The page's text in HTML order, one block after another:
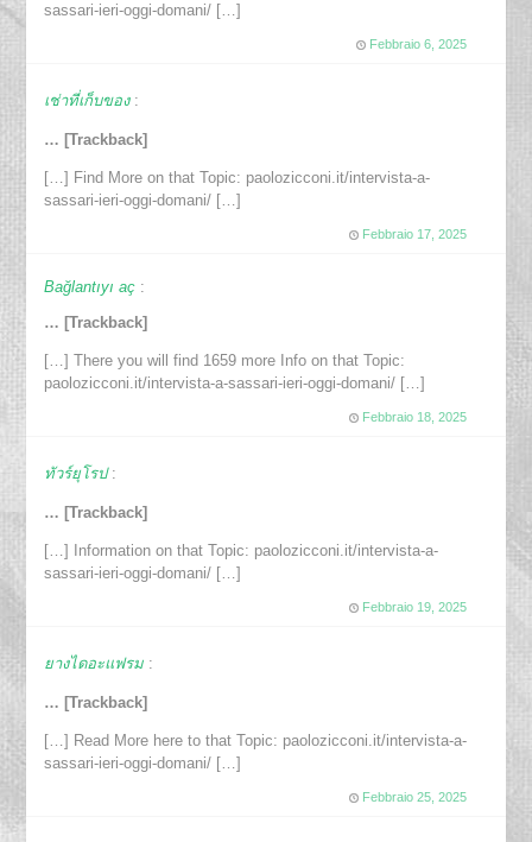
sassari-ieri-oggi-domani/ […]
Febbraio 6, 2025
เช่าที่เก็บของ :
… [Trackback]
[…] Find More on that Topic: paolozicconi.it/intervista-a-
sassari-ieri-oggi-domani/ […]
Febbraio 17, 2025
Bağlantıyı aç :
… [Trackback]
[…] There you will find 1659 more Info on that Topic:
paolozicconi.it/intervista-a-sassari-ieri-oggi-domani/ […]
Febbraio 18, 2025
ทัวร์ยุโรป :
… [Trackback]
[…] Information on that Topic: paolozicconi.it/intervista-a-
sassari-ieri-oggi-domani/ […]
Febbraio 19, 2025
ยางไดอะแฟรม :
… [Trackback]
[…] Read More here to that Topic: paolozicconi.it/intervista-a-
sassari-ieri-oggi-domani/ […]
Febbraio 25, 2025